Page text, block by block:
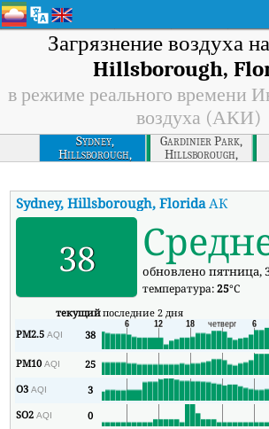
Загрязнение воздуха на
Hillsborough,
в режиме реального времени
воздуха (АКИ)
Sydney,
Hillsborough,
Florida
Gardinier Park,
Hillsborough,
Florida
Sydney, Hillsborough, FloridaАКИ В
38 обновлено пятница,
температура:25°C
текущийпоследние 2 дня
PM2.5AQI 38
PM10AQI 25
O3AQI 3
SO2AQI 0